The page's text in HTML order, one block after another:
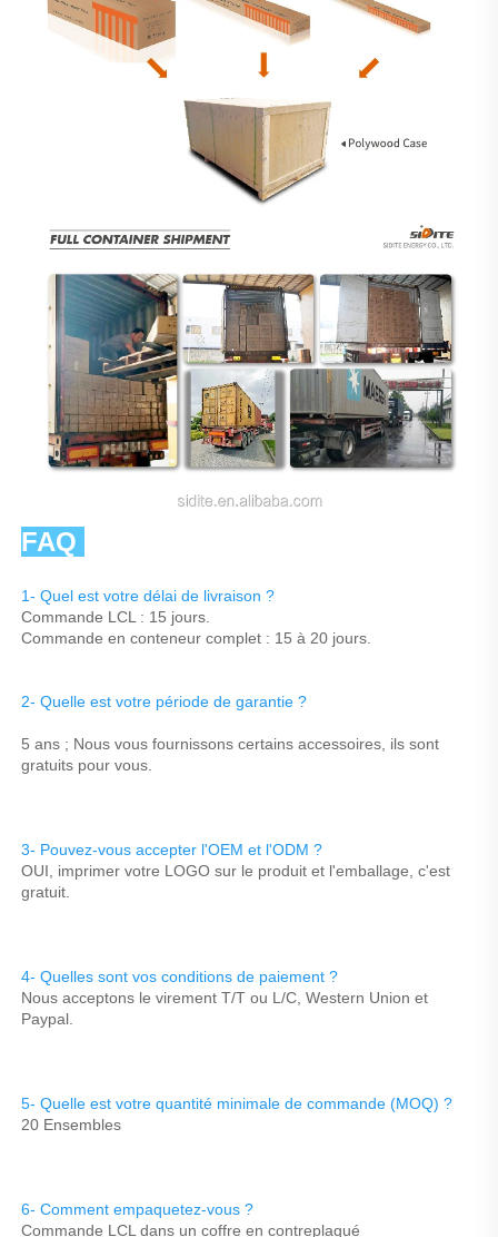
FAQ
1- Quel est votre délai de livraison ?
Commande LCL : 15 jours.
Commande en conteneur complet : 15 à 20 jours.
2- Quelle est votre période de garantie ?
5 ans ; Nous vous fournissons certains accessoires, ils sont
gratuits pour vous.
3- Pouvez-vous accepter l'OEM et l'ODM ?
OUI, imprimer votre LOGO sur le produit et l'emballage, c'est
gratuit.
4- Quelles sont vos conditions de paiement ?
Nous acceptons le virement T/T ou L/C, Western Union et
Paypal.
5- Quelle est votre quantité minimale de commande (MOQ) ?
20 Ensembles
6- Comment empaquetez-vous ?
Commande LCL dans un coffre en contreplaqué